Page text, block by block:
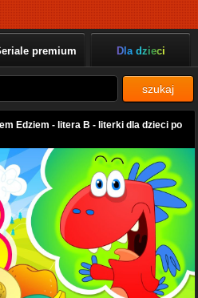
premium Dla dzieci
szukaj
Edziem - litera B - literki dla dzieci po